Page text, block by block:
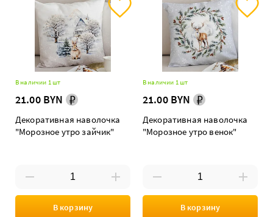
В наличии 1 шт
21.00 BYN
Декоративная наволочка
"Морозное утро зайчик"
В корзину
В наличии 1 шт
21.00 BYN
Декоративная наволочка
"Морозное утро венок"
В корзину